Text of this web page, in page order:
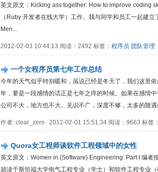
英文原文：Kicking ass together: How to improve coding
（Ruby 开发者在线大学）工作。我与同学和员工一起建
Men...
2012-02-03 10:44:13 阅读：2492 标签： 程序员 团队管理
一个女程序员第七年工作总结
今年的天气似乎特别暖和，虽说已经是冬天了，我们这里
年，要是一段感情的话正是七年之痒的时候。如果在感情
公司不大，地方也不大。见识不广，深度不够，太多的随
作者: clear_zero 2012-02-01 15:51:34 阅读：9663 标签：
Quora女工程师谈软件工程领域中的女性
英文原文：Women in (Software) Engineering: Part I 编者
就读于斯坦福大学电气工程专业（学士）和软件工程专业